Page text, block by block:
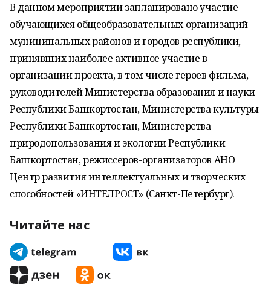
В данном мероприятии запланировано участие
обучающихся общеобразовательных организаций
муниципальных районов и городов республики,
принявших наиболее активное участие в
организации проекта, в том числе героев фильма,
руководителей Министерства образования и науки
Республики Башкортостан, Министерства культуры
Республики Башкортостан, Министерства
природопользования и экологии Республики
Башкортостан, режиссеров-организаторов АНО
Центр развития интеллектуальных и творческих
способностей «ИНТЕЛРОСТ» (Санкт-Петербург).
Читайте нас